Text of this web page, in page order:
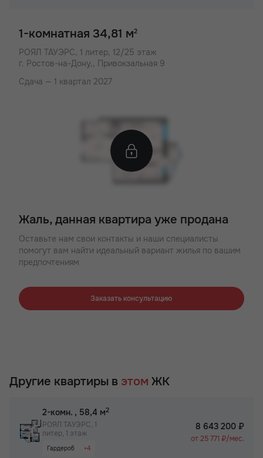
1-комнатная 34,81 м2
РОЯЛ ТАУЭРС, 1 литер, 12/25 этаж
г. Ростов-на-Дону,, Привокзальная 9
Сдача — 1 квартал 2027
Жаль, данная квартира уже продана
Оставьте нам свои контакты и наши специалисты
помогут вам найти идеальный вариант жилья по вашим
предпочтениям
Заказать консультацию
Другие квартиры в этом ЖК
2-комн. , 58,4 м2
РОЯЛ ТАУЭРС, 1
литер, 1 этаж
+4
Гардероб
8 643 200 ₽
от 25 771 ₽/мес.